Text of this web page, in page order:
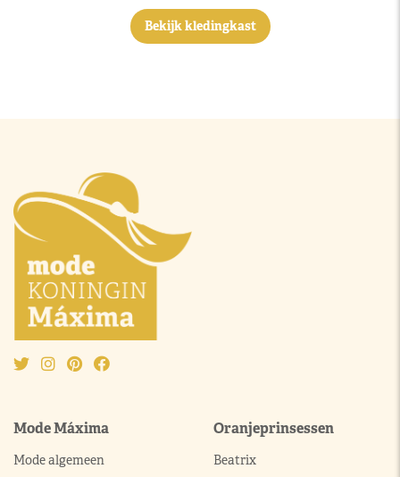
Bekijk kledingkast
Mode Máxima
Mode algemeen
Oranjeprinsessen
Beatrix